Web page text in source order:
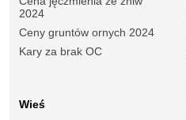
2024
Ceny gruntów ornych 2024
Kary za brak OC
Wieś